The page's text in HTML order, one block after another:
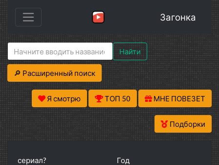
Загонка
Найти
🔎 Расширенный поиск
Я смотрю ТОП 50 МНЕ ПОВЕЗЕТ
Подборки
сериал? Год